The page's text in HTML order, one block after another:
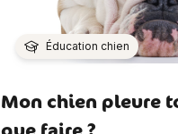
Éducation chien
Mon chien pleure